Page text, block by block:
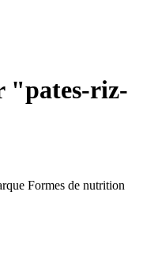
"pates-riz-
Formes de nutrition